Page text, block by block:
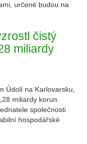
určené budou na
čistý
miliardy
Údolí na Karlovarsku,
miliardy korun.
společnosti
hospodářské